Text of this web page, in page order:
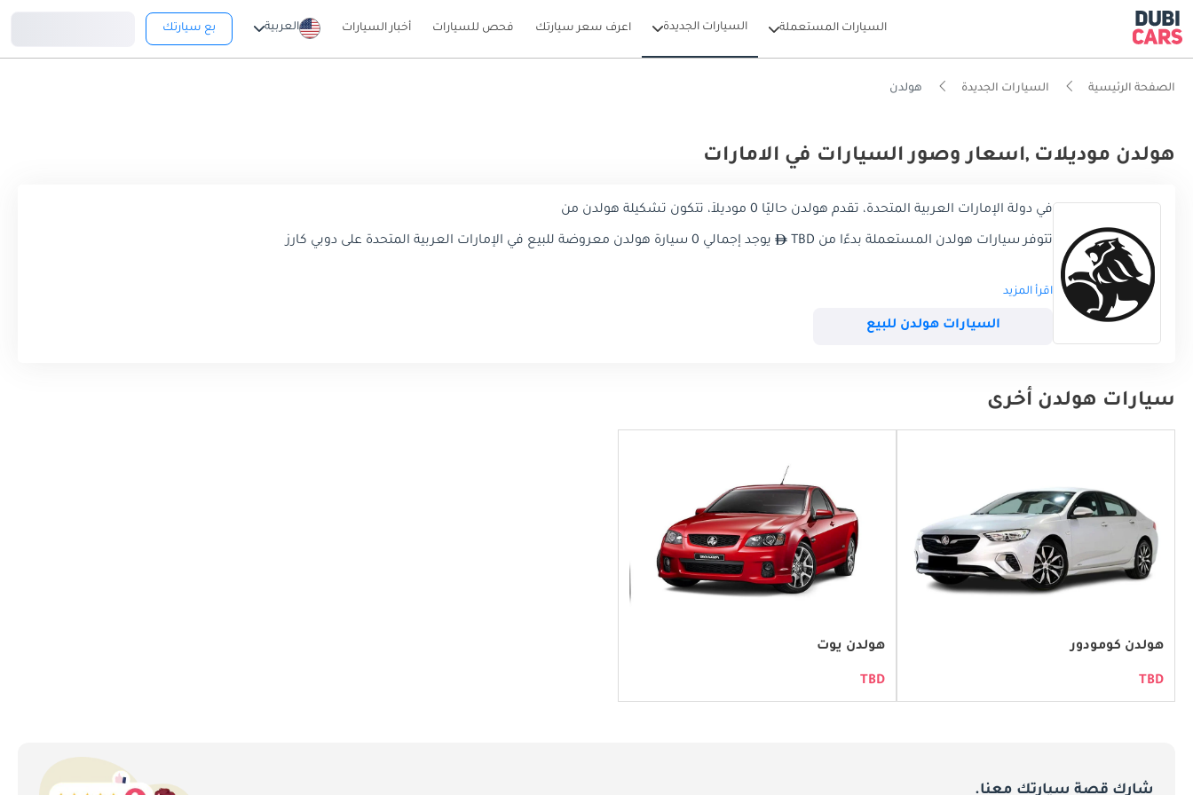
السيارات المستعملة السيارات الجديدة اعرف سعر سيارتك فحص للسيارات أخبار السيارات العربية بع سيارتك
الصفحة الرئيسية السيارات الجديدة هولدن
هولدن موديلات ,اسعار وصور السيارات في الامارات
في دولة الإمارات العربية المتحدة، تقدم هولدن حاليًا 0 موديلاً، تتكون تشكيلة هولدن من
تتوفر سيارات هولدن المستعملة بدءًا من TBD يوجد إجمالي 0 سيارة هولدن معروضة للبيع في الإمارات العربية المتحدة على دوبي كارز
حضور هولدن في الإمارات:
موديلات هولدن المشهورة في الإمارات:
تشمل تشكيلة هولدن المتنوعة العديد من الموديلات التي اكتسبت شعبية بين سائقي السيارات في الإمارات العربية المتحدة. تشمل موديلات هولدن الأكثر تفضيلاً في الإمارات ما يلي:
هولدن كومودور: الكومودور ، سيدان هولدن الرائدة ، هو خيار شائع لمزيج من الراحة والأداء والتصميم الداخلي الفسيح.
يتم التعرف على سيارات هولدن لسماتها الفريدة ، بما في ذلك:
اقرأ المزيد
السيارات هولدن للبيع
سيارات هولدن أخرى
هولدن كومودور
TBD
هولدن يوت
TBD
شارك قصة سيارتك معنا.